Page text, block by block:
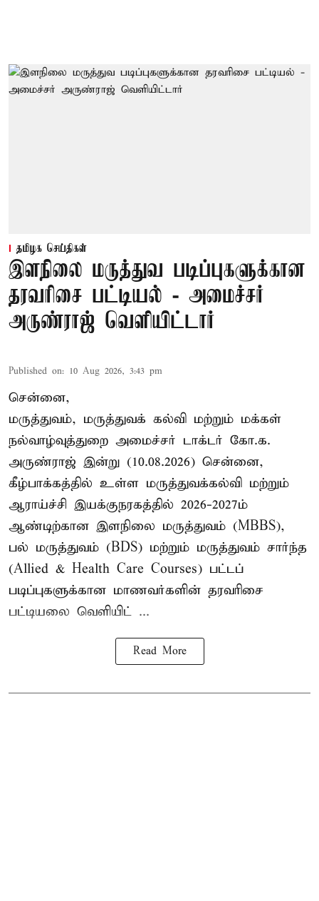
தமிழக செய்திகள்
இளநிலை மருத்துவ படிப்புகளுக்கான
தரவரிசை பட்டியல் - அமைச்சர்
அருண்ராஜ் வெளியிட்டார்
Published on: 10 Aug 2026, 3:43 pm
சென்னை,
மருத்துவம், மருத்துவக் கல்வி மற்றும் மக்கள்
நல்வாழ்வுத்துறை அமைச்சர் டாக்டர் கோ.க.
அருண்ராஜ் இன்று (10.08.2026) சென்னை,
கீழ்பாக்கத்தில் உள்ள மருத்துவக்கல்வி மற்றும்
ஆராய்ச்சி இயக்குநரகத்தில் 2026-2027ம்
ஆண்டிற்கான இளநிலை மருத்துவம் (MBBS),
பல் மருத்துவம் (BDS) மற்றும் மருத்துவம் சார்ந்த
(Allied & Health Care Courses) பட்டப்
படிப்புகளுக்கான மாணவர்களின் தரவரிசை
பட்டியலை வெளியிட் ...
Read More